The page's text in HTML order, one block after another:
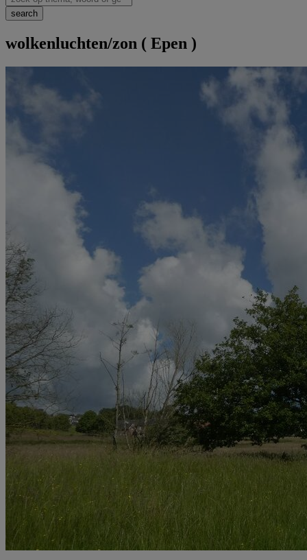
wolkenluchten/zon ( Epen )